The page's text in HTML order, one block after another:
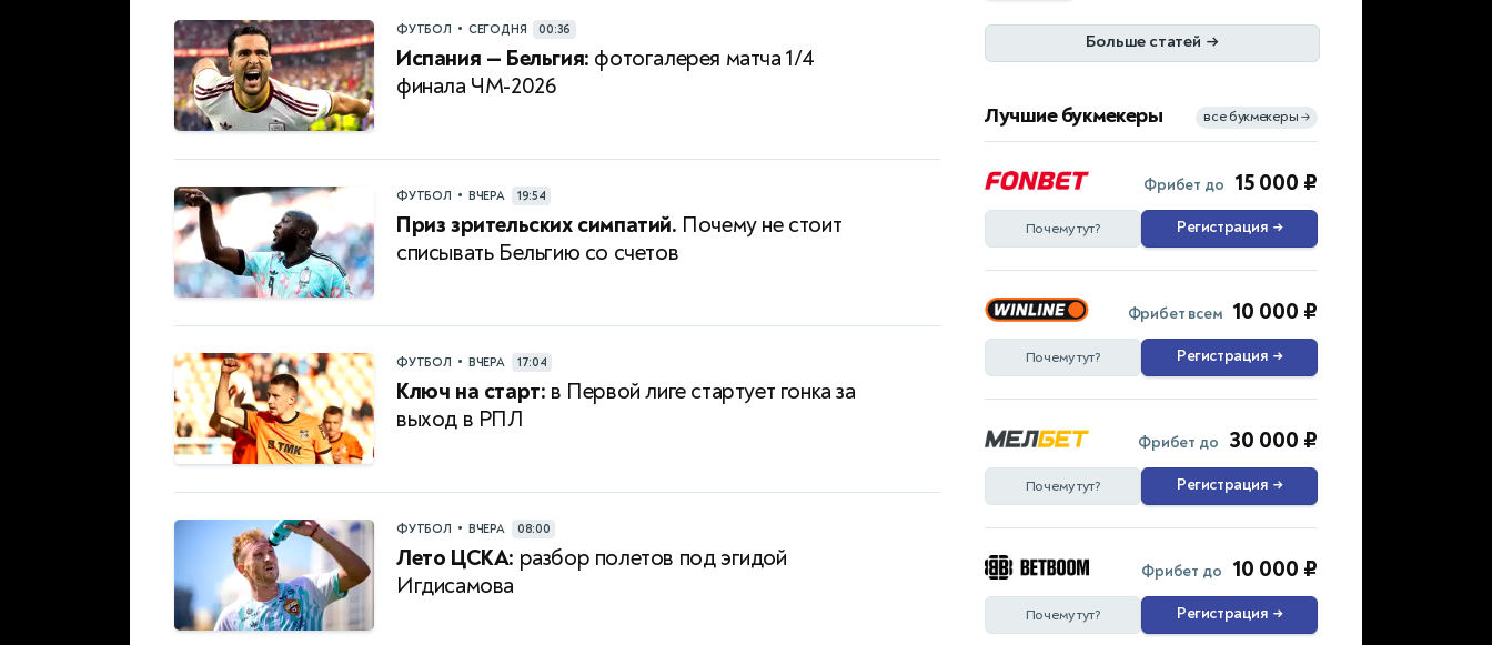
ФУТБОЛ • СЕГОДНЯ 00:36
Испания — Бельгия: фотогалерея матча 1/4
финала ЧМ-2026
ФУТБОЛ • ВЧЕРА 19:54
Приз зрительских симпатий. Почему не стоит
списывать Бельгию со счетов
ФУТБОЛ • ВЧЕРА 17:04
Ключ на старт: в Первой лиге стартует гонка за
выход в РПЛ
ФУТБОЛ • ВЧЕРА 08:00
Лето ЦСКА: разбор полетов под эгидой
Игдисамова
Больше статей →
Лучшие букмекеры все букмекеры →
Фрибет до 15 000 ₽
Почему тут? Регистрация →
Фрибет всем 10 000 ₽
Почему тут? Регистрация →
Фрибет до 30 000 ₽
Почему тут? Регистрация →
Фрибет до 10 000 ₽
Почему тут? Регистрация →